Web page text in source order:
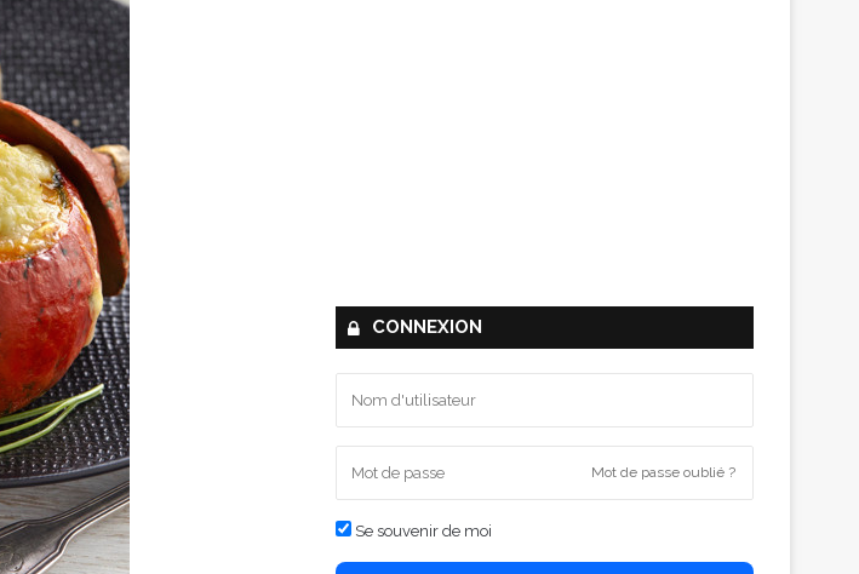
CONNEXION
Mot de passe oublié ?
Se souvenir de moi